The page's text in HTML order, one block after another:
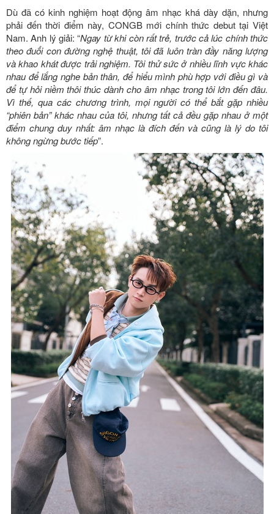
Dù đã có kinh nghiệm hoạt động âm nhạc khá dày dặn, nhưng
phải đến thời điểm này, CONGB mới chính thức debut tại Việt
Nam. Anh lý giải: “Ngay từ khi còn rất trẻ, trước cả lúc chính thức
theo đuổi con đường nghệ thuật, tôi đã luôn tràn đầy năng lượng
và khao khát được trải nghiệm. Tôi thử sức ở nhiều lĩnh vực khác
nhau để lắng nghe bản thân, để hiểu mình phù hợp với điều gì và
để tự hỏi niềm thôi thúc dành cho âm nhạc trong tôi lớn đến đâu.
Vì thế, qua các chương trình, mọi người có thể bắt gặp nhiều
“phiên bản” khác nhau của tôi, nhưng tất cả đều gặp nhau ở một
điểm chung duy nhất: âm nhạc là đích đến và cũng là lý do tôi
không ngừng bước tiếp”.